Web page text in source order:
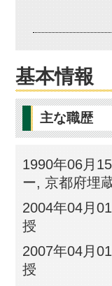
基本情報
主な職歴
1990年06月
ー, 京都府埋
2004年04月
授
2007年04月
授